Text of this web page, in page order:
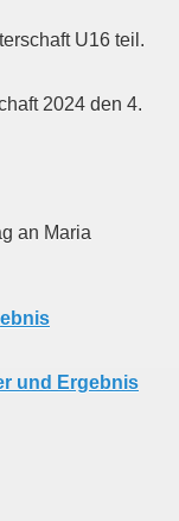
U16 teil.
2024 den 4.
an Maria
und Ergebnis